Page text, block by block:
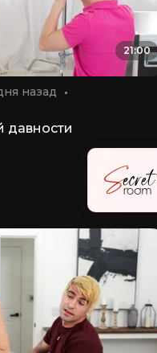
21:00
назад
давности